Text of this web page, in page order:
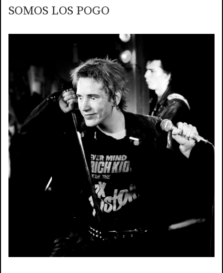
SOMOS LOS POGO